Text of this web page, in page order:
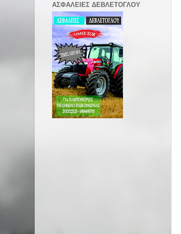
ΑΣΦΑΛΕΙΕΣ ΔΕΒΛΕΤΟΓΛΟΥ